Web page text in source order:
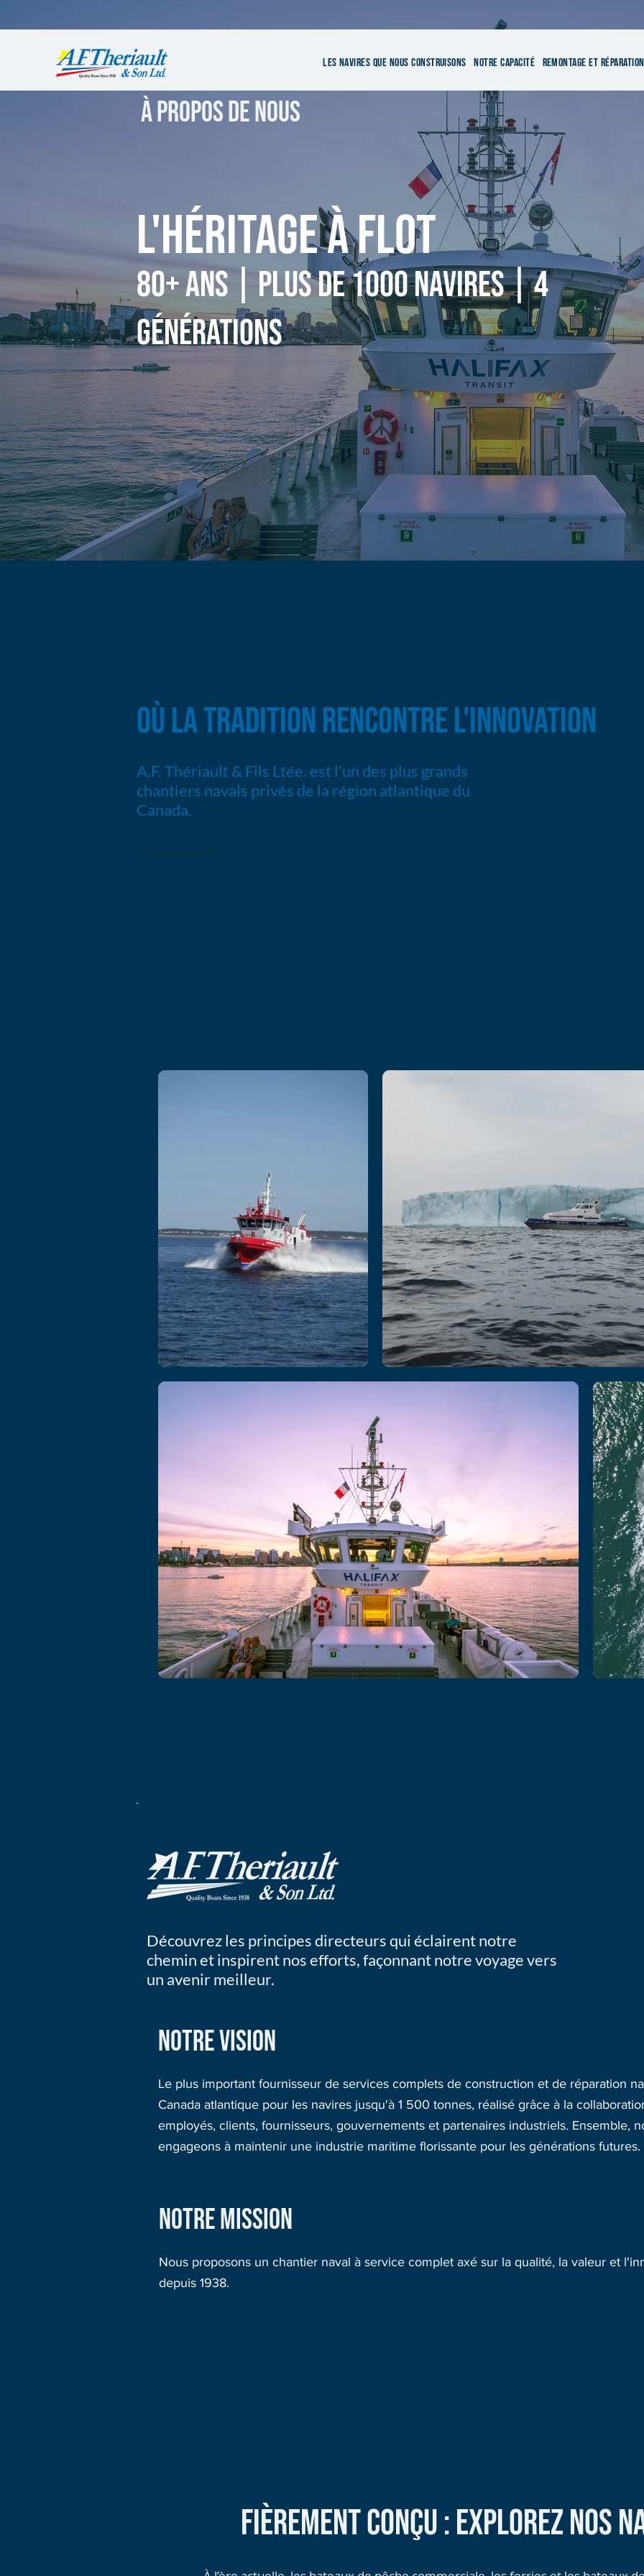
LES NAVIRES QUE NOUS CONSTRUISONS NOTRE CAPACITÉ REMONTAGE ET RÉPARATION
À PROPOS DE NOUS
L'HÉRITAGE À FLOT
80+ ANS | PLUS DE 1000 NAVIRES | 4
GÉNÉRATIONS
OÙ LA TRADITION RENCONTRE L'INNOVATION
A.F. Thériault & Fils Ltée. est l'un des plus grands
chantiers navals privés de la région atlantique du
Canada.
Découvrez les principes directeurs qui éclairent notre
chemin et inspirent nos efforts, façonnant notre voyage vers
un avenir meilleur.
NOTRE VISION
Le plus important fournisseur de services complets de construction et de réparation
Canada atlantique pour les navires jusqu'à 1 500 tonnes, réalisé grâce à la
employés, clients, fournisseurs, gouvernements et partenaires industriels. Ensemble,
engageons à maintenir une industrie maritime florissante pour les générations futures.
NOTRE MISSION
Nous proposons un chantier naval à service complet axé sur la qualité, la valeur et
depuis 1938.
FIÈREMENT CONÇU : EXPLOREZ NOS